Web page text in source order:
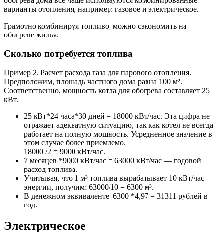
варианты отопления, например: газовое и электрическое.
Грамотно комбинируя топливо, можно сэкономить на
обогреве жилья.
Сколько потребуется топлива
Пример 2. Расчет расхода газа для парового отопления.
Предположим, площадь частного дома равна 100 м².
Соответственно, мощность котла для обогрева составляет 25
кВт.
25 кВт*24 часа*30 дней = 18000 кВт/час. Эта цифра не
отражает адекватную ситуацию, так как котел не всегда
работает на полную мощность. Усредненное значение в
этом случае более приемлемо.
18000 /2 = 9000 кВт/час.
7 месяцев *9000 кВт/час = 63000 кВт/час — годовой
расход топлива.
Учитывая, что 1 м³ топлива вырабатывает 10 кВт/час
энергии, получим: 63000/10 = 6300 м³.
В денежном эквиваленте: 6300 *4,97 = 31311 рублей в
год.
Электрическое